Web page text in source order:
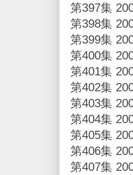
第397集
第398集
第399集
第400集
第401集
第402集
第403集
第404集
第405集
第406集
第407集